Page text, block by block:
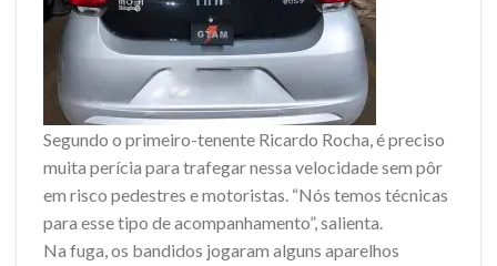
Segundo o primeiro-tenente Ricardo Rocha, é preciso
muita perícia para trafegar nessa velocidade sem pôr
em risco pedestres e motoristas. “Nós temos técnicas
para esse tipo de acompanhamento”, salienta.
Na fuga, os bandidos jogaram alguns aparelhos